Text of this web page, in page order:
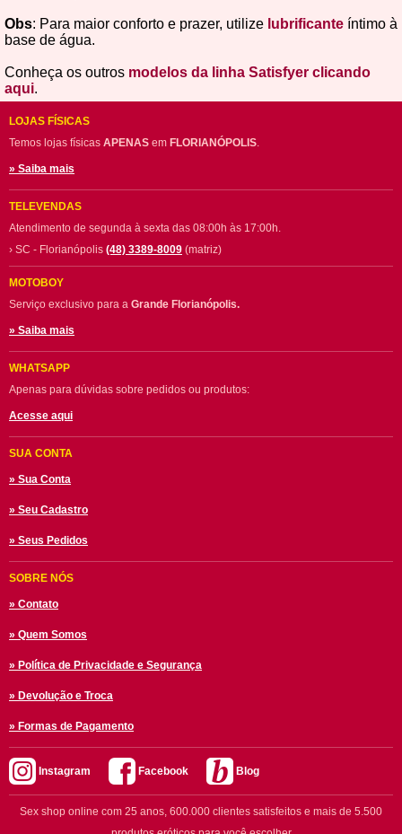
Obs: Para maior conforto e prazer, utilize lubrificante íntimo à
base de água.
Conheça os outros modelos da linha Satisfyer clicando
aqui.
LOJAS FÍSICAS
Temos lojas físicas APENAS em FLORIANÓPOLIS.
» Saiba mais
TELEVENDAS
Atendimento de segunda à sexta das 08:00h às 17:00h.
› SC - Florianópolis (48) 3389-8009 (matriz)
MOTOBOY
Serviço exclusivo para a Grande Florianópolis.
» Saiba mais
WHATSAPP
Apenas para dúvidas sobre pedidos ou produtos:
Acesse aqui
SUA CONTA
» Sua Conta
» Seu Cadastro
» Seus Pedidos
SOBRE NÓS
» Contato
» Quem Somos
» Política de Privacidade e Segurança
» Devolução e Troca
» Formas de Pagamento
Instagram Facebook Blog
Sex shop online com 25 anos, 600.000 clientes satisfeitos e mais de 5.500